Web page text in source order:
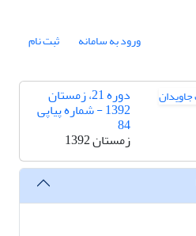
ورود به سامانه ثبت نام
دوره 21، زمستان
1392 - شماره پیاپی
84
زمستان 1392